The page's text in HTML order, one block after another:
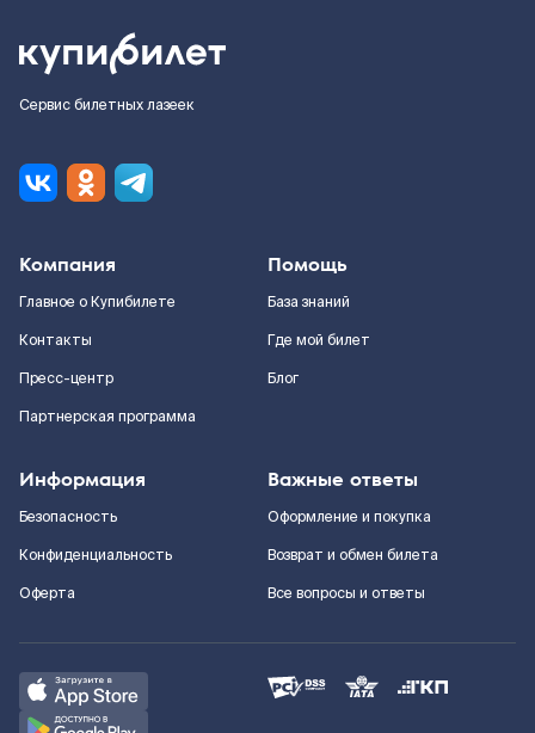
Сервис билетных лазеек
Компания
Главное о Купибилете
Контакты
Пресс-центр
Партнерская программа
Помощь
База знаний
Где мой билет
Блог
Информация
Безопасность
Конфиденциальность
Оферта
Важные ответы
Оформление и покупка
Возврат и обмен билета
Все вопросы и ответы